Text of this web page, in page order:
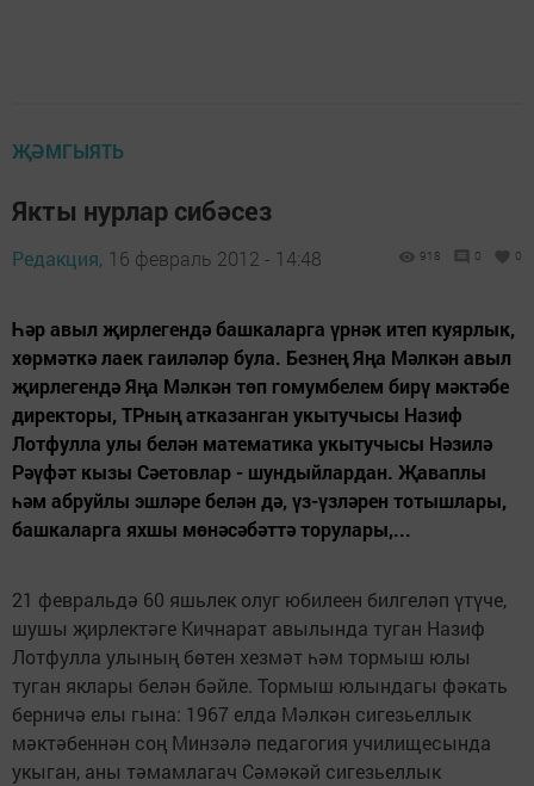
ҖӘМГЫЯТЬ
Якты нурлар сибәсез
Редакция, 16 февраль 2012 - 14:48 918 0 0
Һәр авыл җирлегендә башкаларга үрнәк итеп куярлык,
хөрмәткә лаек гаиләләр була. Безнең Яңа Мәлкән авыл
җирлегендә Яңа Мәлкән төп гомумбелем бирү мәктәбе
директоры, ТРның атказанган укытучысы Назиф
Лотфулла улы белән математика укытучысы Нәзилә
Рәүфәт кызы Сәетовлар - шундыйлардан. Җаваплы
һәм абруйлы эшләре белән дә, үз-үзләрен тотышлары,
башкаларга яхшы мөнәсәбәттә торулары,...
21 февральдә 60 яшьлек олуг юбилеен билгеләп үтүче,
шушы җирлектәге Кичнарат авылында туган Назиф
Лотфулла улының бөтен хезмәт һәм тормыш юлы
туган яклары белән бәйле. Тормыш юлында­гы фәкать
берничә елы гына: 1967 елда Мәлкән сигезьеллык
мәктәбеннән соң Минзәлә педагогия училищесында
укыган, аны тәмамлагач Сәмәкәй сигезьеллык